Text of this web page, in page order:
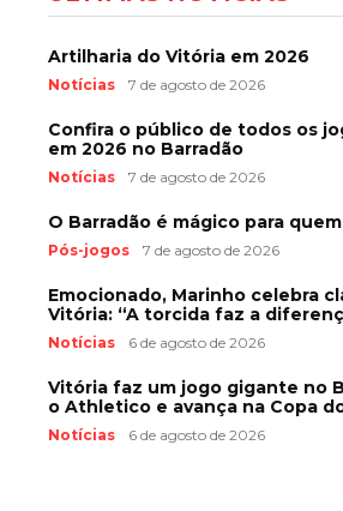
Artilharia do Vitória em 2026
Notícias 7 de agosto de 2026
Confira o público de todos os
em 2026 no Barradão
Notícias 7 de agosto de 2026
O Barradão é mágico para
Pós-jogos 7 de agosto de 2026
Emocionado, Marinho celebra
Vitória: “A torcida faz a
Notícias 6 de agosto de 2026
Vitória faz um jogo gigante no
o Athletico e avança na Copa
Notícias 6 de agosto de 2026